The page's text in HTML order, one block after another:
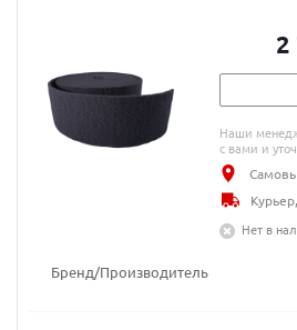
Бренд/Производитель
2
Наши
с вами и
Нет в